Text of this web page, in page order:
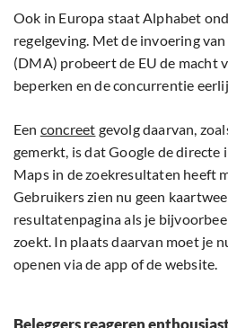
Ook in Europa staat Alphabet
regelgeving. Met de invoering
(DMA) probeert de EU de macht
beperken en de concurrentie
Een concreet gevolg daarvan,
gemerkt, is dat Google de directe
Maps in de zoekresultaten heeft
Gebruikers zien nu geen
resultatenpagina als je
zoekt. In plaats daarvan moet je
openen via de app of de website.
Beleggers reageren